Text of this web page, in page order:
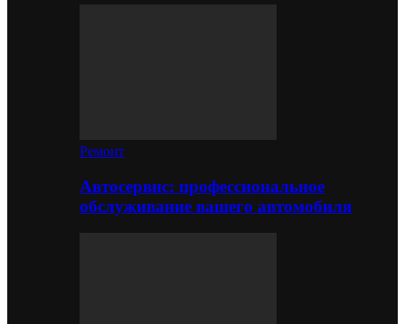
Ремонт
Автосервис: профессиональное
обслуживание вашего автомобиля